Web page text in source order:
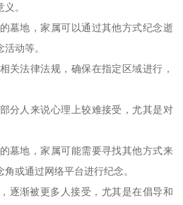
。
墓地，家属可以通过其他方式纪念逝
动等。
关法律法规，确保在指定区域进行，
分人来说心理上较难接受，尤其是对
墓地，家属可能需要寻找其他方式来
或通过网络平台进行纪念。
逐渐被更多人接受，尤其是在倡导和